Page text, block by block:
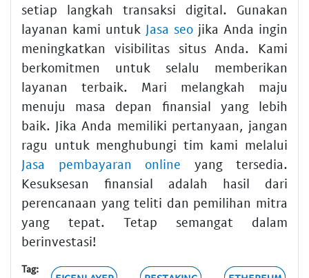
setiap langkah transaksi digital. Gunakan
layanan kami untuk Jasa seo jika Anda ingin
meningkatkan visibilitas situs Anda. Kami
berkomitmen untuk selalu memberikan
layanan terbaik. Mari melangkah maju
menuju masa depan finansial yang lebih
baik. Jika Anda memiliki pertanyaan, jangan
ragu untuk menghubungi tim kami melalui
Jasa pembayaran online yang tersedia.
Kesuksesan finansial adalah hasil dari
perencanaan yang teliti dan pemilihan mitra
yang tepat. Tetap semangat dalam
berinvestasi!
Tag: